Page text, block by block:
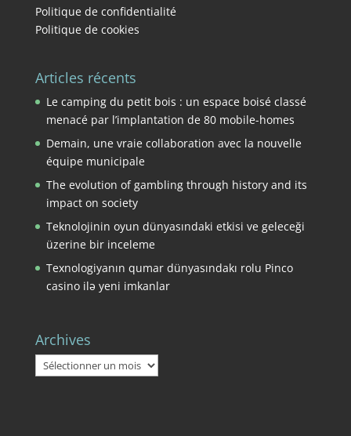
Politique de confidentialité
Politique de cookies
Articles récents
Le camping du petit bois : un espace boisé classé
menacé par l’implantation de 80 mobile-homes
Demain, une vraie collaboration avec la nouvelle
équipe municipale
The evolution of gambling through history and its
impact on society
Teknolojinin oyun dünyasındaki etkisi ve geleceği
üzerine bir inceleme
Texnologiyanın qumar dünyasındakı rolu Pinco
casino ilə yeni imkanlar
Archives
Archives